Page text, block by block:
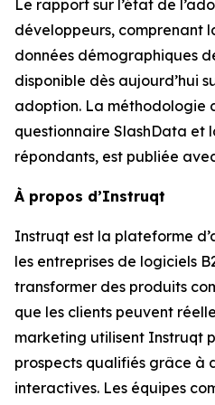
Le rapport sur l’état de
développeurs, comprenant
données démographiques
disponible dès aujourd’hui
adoption. La méthodologie
questionnaire SlashData et
répondants, est publiée
À propos d’Instruqt
Instruqt est la plateforme
les entreprises de logiciels
transformer des produits
que les clients peuvent
marketing utilisent Instruqt
prospects qualifiés grâce à
interactives. Les équipes